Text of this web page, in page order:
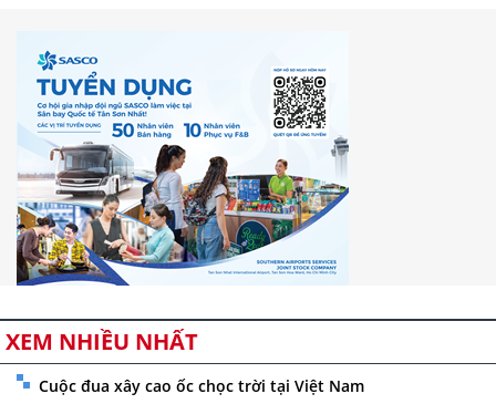
XEM NHIỀU NHẤT
Cuộc đua xây cao ốc chọc trời tại Việt Nam